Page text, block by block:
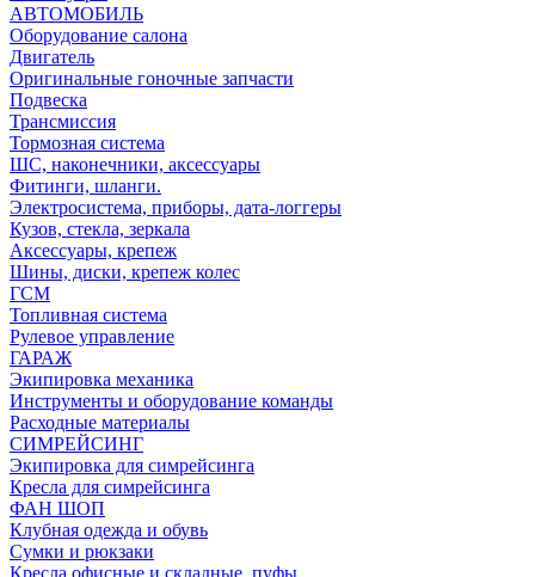
АВТОМОБИЛЬ
Оборудование салона
Двигатель
Оригинальные гоночные запчасти
Подвеска
Трансмиссия
Тормозная система
ШС, наконечники, аксессуары
Фитинги, шланги.
Электросистема, приборы, дата-логгеры
Кузов, стекла, зеркала
Аксессуары, крепеж
Шины, диски, крепеж колес
ГСМ
Топливная система
Рулевое управление
ГАРАЖ
Экипировка механика
Инструменты и оборудование команды
Расходные материалы
СИМРЕЙСИНГ
Экипировка для симрейсинга
Кресла для симрейсинга
ФАН ШОП
Клубная одежда и обувь
Сумки и рюкзаки
Кресла офисные и складные, пуфы